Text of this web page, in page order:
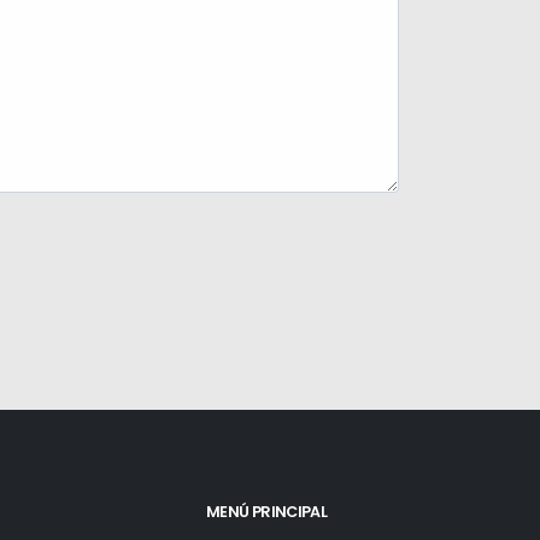
MENÚ PRINCIPAL